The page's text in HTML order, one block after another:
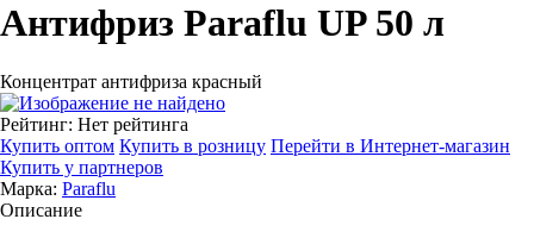
Антифриз Paraflu UP 50 л
Концентрат антифриза красный
Рейтинг: Нет рейтинга
Купить оптом Купить в розницу Перейти в Интернет-магазин
Купить у партнеров
Марка: Paraflu
Описание